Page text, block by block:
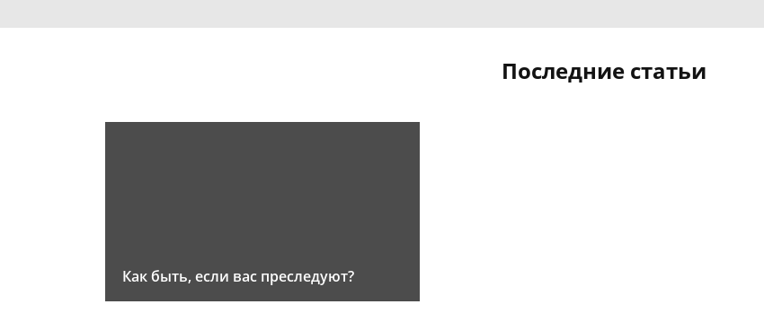
Последние статьи
Как быть, если вас преследуют?